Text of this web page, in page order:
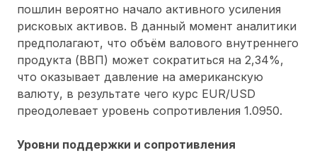
пошлин вероятно начало активного усиления
рисковых активов. В данный момент аналитики
предполагают, что объём валового внутреннего
продукта (ВВП) может сократиться на 2,34%,
что оказывает давление на американскую
валюту, в результате чего курс EUR/USD
преодолевает уровень сопротивления 1.0950.
Уровни поддержки и сопротивления